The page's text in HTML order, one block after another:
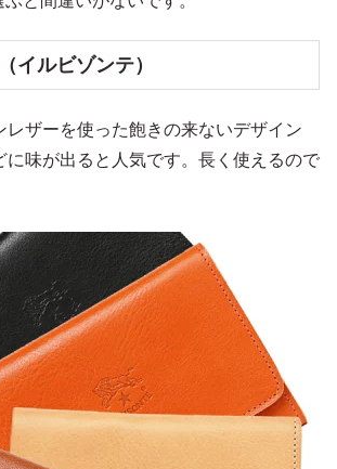
イルビゾンテ）
レザーを使った飽きの来ないデザイン
に味が出ると人気です。長く使えるので